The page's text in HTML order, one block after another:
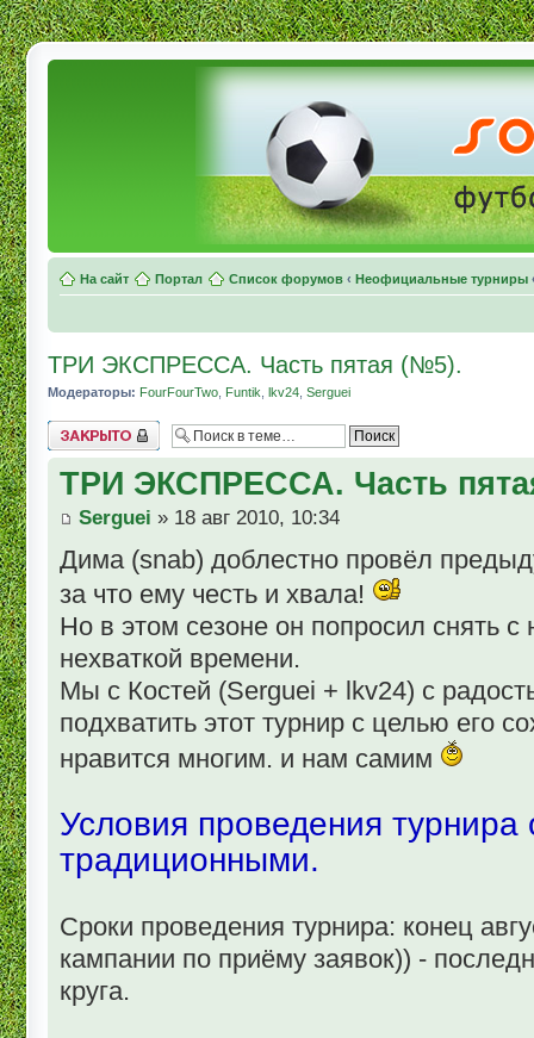
На сайт Портал Список форумов ‹ Неофициальные турниры
ТРИ ЭКСПРЕССА. Часть пятая (№5).
Модераторы: FourFourTwo Funtik lkv24 Serguei
Topic locked
ТРИ ЭКСПРЕССА. Часть
Serguei » 18 авг 2010, 10:34
Дима (snab) доблестно провёл
за что ему честь и хвала!
Но в этом сезоне он попросил снять с
нехваткой времени.
Мы с Костей (Serguei + lkv24) с
подхватить этот турнир с целью его
нравится многим. и нам самим
Условия проведения турнира
традиционными.
Сроки проведения турнира: конец
кампании по приёму заявок)) -
круга.